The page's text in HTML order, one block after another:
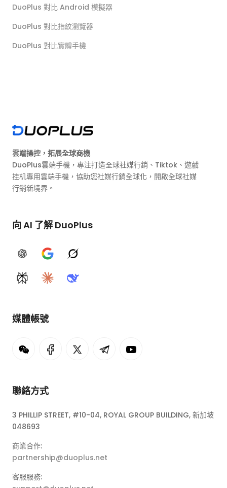
DuoPlus 對比 Android 模擬器
DuoPlus 對比指紋瀏覽器
DuoPlus 對比實體手機
雲端操控，拓展全球商機
DuoPlus雲端手機，專注打造全球社媒行銷、Tiktok、遊戲
挂机專用雲端手機，協助您社媒行銷全球化，開啟全球社媒
行銷新境界。
向 AI 了解 DuoPlus
ChatGPTGoogle AIGrok
PerplexityClaudeDeepSeek
媒體帳號
聯絡方式
3 PHILLIP STREET, #10-04, ROYAL GROUP BUILDING, 新加坡
048693
商業合作:
partnership@duoplus.net
客服服務: